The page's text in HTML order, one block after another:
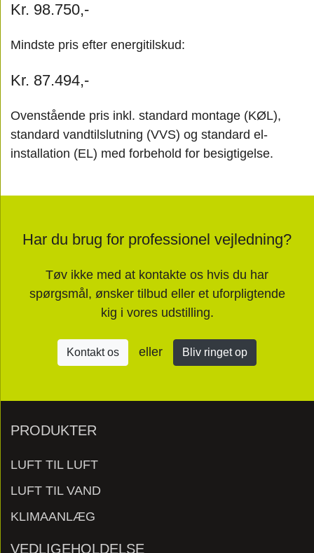
Kr. 98.750,-
Mindste pris efter energitilskud:
Kr. 87.494,-
Ovenstående pris inkl. standard montage (KØL),
standard vandtilslutning (VVS) og standard el-
installation (EL) med forbehold for besigtigelse.
Har du brug for professionel vejledning?
Tøv ikke med at kontakte os hvis du har
spørgsmål, ønsker tilbud eller et uforpligtende
kig i vores udstilling.
Kontakt os eller Bliv ringet op
PRODUKTER
LUFT TIL LUFT
LUFT TIL VAND
KLIMAANLÆG
VEDLIGEHOLDELSE